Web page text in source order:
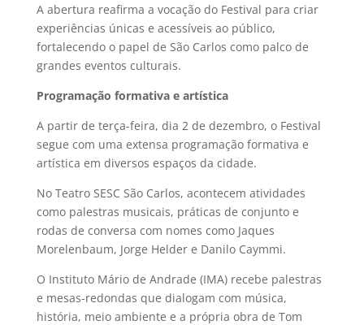
A abertura reafirma a vocação do Festival para criar
experiências únicas e acessíveis ao público,
fortalecendo o papel de São Carlos como palco de
grandes eventos culturais.
Programação formativa e artística
A partir de terça-feira, dia 2 de dezembro, o Festival
segue com uma extensa programação formativa e
artística em diversos espaços da cidade.
No Teatro SESC São Carlos, acontecem atividades
como palestras musicais, práticas de conjunto e
rodas de conversa com nomes como Jaques
Morelenbaum, Jorge Helder e Danilo Caymmi.
O Instituto Mário de Andrade (IMA) recebe palestras
e mesas-redondas que dialogam com música,
história, meio ambiente e a própria obra de Tom